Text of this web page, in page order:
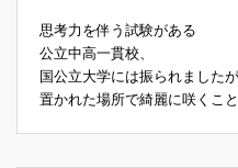
思考力を伴う試験がある
公立中高一貫校、
国公立大学には振られましたが
置かれた場所で綺麗に咲くこ